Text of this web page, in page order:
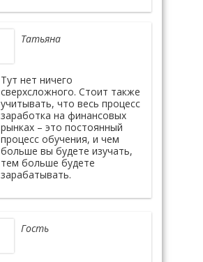
Татьяна
Тут нет ничего
сверхсложного. Стоит также
учитывать, что весь процесс
заработка на финансовых
рынках – это постоянный
процесс обучения, и чем
больше вы будете изучать,
тем больше будете
зарабатывать.
Гость